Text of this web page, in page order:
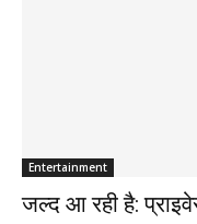
Entertainment
जल्द आ रही है: